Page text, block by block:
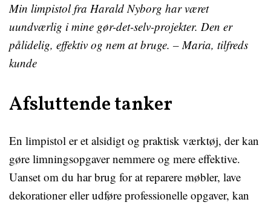
Min limpistol fra Harald Nyborg har været
uundværlig i mine gør-det-selv-projekter. Den er
pålidelig, effektiv og nem at bruge. – Maria, tilfreds
kunde
Afsluttende tanker
En limpistol er et alsidigt og praktisk værktøj, der kan
gøre limningsopgaver nemmere og mere effektive.
Uanset om du har brug for at reparere møbler, lave
dekorationer eller udføre professionelle opgaver, kan